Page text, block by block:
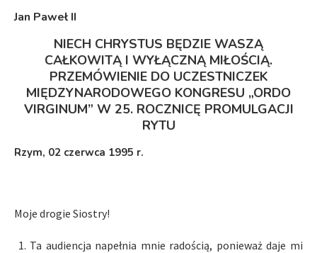
Jan Paweł II
NIECH CHRYSTUS BĘDZIE WASZĄ
CAŁKOWITĄ I WYŁĄCZNĄ MIŁOŚCIĄ.
PRZEMÓWIENIE DO UCZESTNICZEK
MIĘDZYNARODOWEGO KONGRESU „ORDO
VIRGINUM” W 25. ROCZNICĘ PROMULGACJI
RYTU
Rzym, 02 czerwca 1995 r.
Moje drogie Siostry!
1. Ta audiencja napełnia mnie radością, ponieważ daje mi